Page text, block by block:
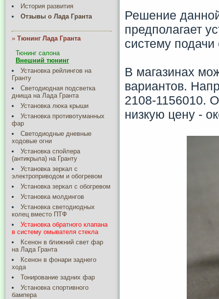
История развития
Отзывы о Лада Гранта
» Тюнинг Лада Гранта
Тюнинг салона
Внешний тюнинг
Установка рейлингов на
Гранту
Светодиодная подсветка
днища на Лада Гранта
Установка люка крыши
Установка противотуманных
фар
Светодиодные дневные
ходовые огни
Установка спойлера
(антикрыла) на Гранту
Установка зеркал с
электроприводом и обогревом
Установка зеркал с обогревом
Установка молдингов
Установка светодиодных
колец вместо ПТФ
Установка обратного клапана
в систему омывателя стекла
Ксенон в ближний свет фар
на Лада Гранта
Ксенон в фонари заднего
хода
Тонирование задних фар
Установка спортивного
бампера
Решение
предполагает
систему
В магазинах
вариантов.
2108-1156010.
низкую цену -